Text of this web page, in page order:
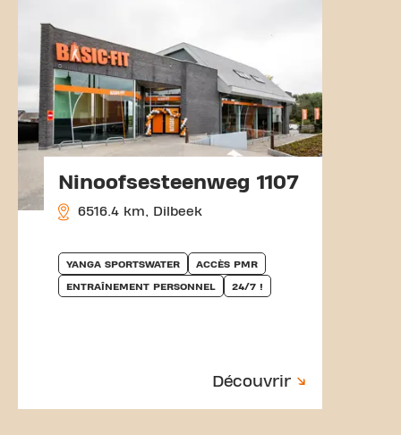
Ninoofsesteenweg 1107
6516.4 km, Dilbeek
YANGA SPORTSWATER ACCÈS PMR
ENTRAÎNEMENT PERSONNEL 24/7 !
Découvrir